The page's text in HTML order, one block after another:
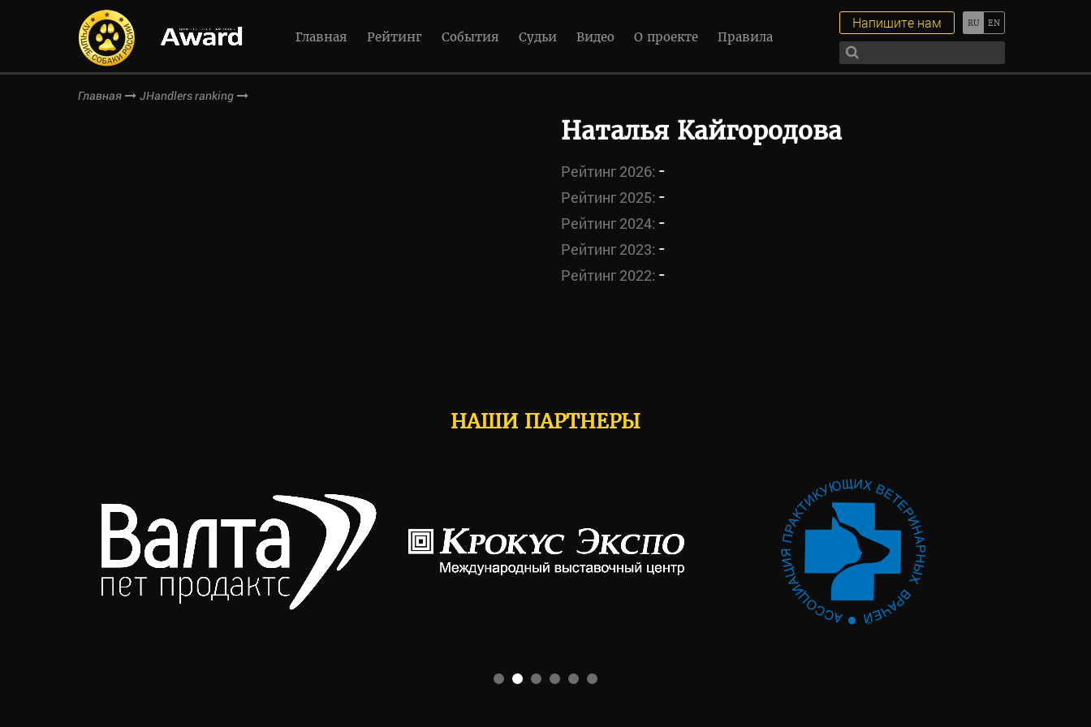
Главная Рейтинг События Судьи Видео О проекте Правила
Напишите нам
Главная JHandlers ranking
Наталья Кайгородова
Рейтинг 2026: -
Рейтинг 2025: -
Рейтинг 2024: -
Рейтинг 2023: -
Рейтинг 2022: -
НАШИ ПАРТНЕРЫ